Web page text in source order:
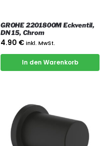
GROHE 2201800M Eckventil,
DN 15, Chrom
4.90 €inkl. MwSt.
In den Warenkorb